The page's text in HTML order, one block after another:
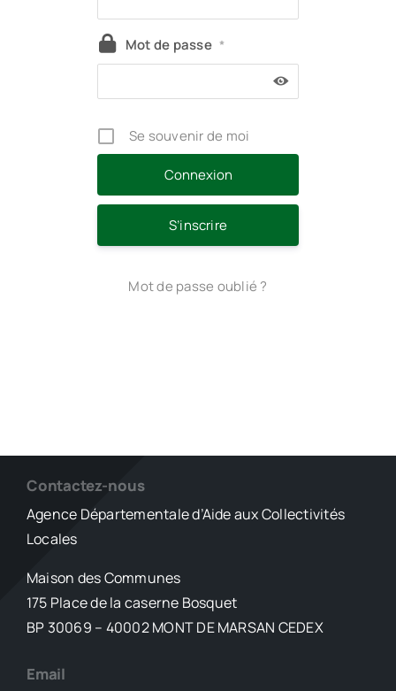
Mot de passe *
Se souvenir de moi
S’inscrire
Mot de passe oublié ?
Contactez-nous
Agence Départementale d’Aide aux Collectivités
Locales
Maison des Communes
175 Place de la caserne Bosquet
BP 30069 – 40002 MONT DE MARSAN CEDEX
Email